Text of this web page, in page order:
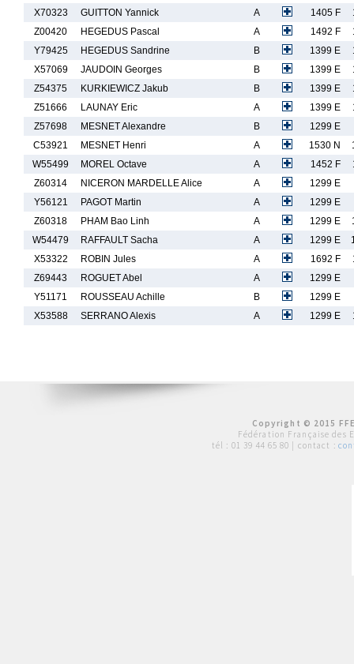
X70323
GUITTON Yannick A 1405 F
Z00420
HEGEDUS Pascal A 1492 F
Y79425
HEGEDUS Sandrine B 1399 E
X57069
JAUDOIN Georges B 1399 E
Z54375
KURKIEWICZ Jakub B 1399 E
Z51666
LAUNAY Eric A 1399 E
Z57698
MESNET Alexandre B
1299 E
C53921
MESNET Henri A 1530 N
W55499
MOREL Octave A 1452 F
Z60314
NICERON MARDELLE Alice A
1299 E
Y56121
PAGOT Martin A
1299 E
Z60318
PHAM Bao Linh A 1299 E
W54479
RAFFAULT Sacha A 1299 E
X53322
ROBIN Jules A 1692 F
Z69443
ROGUET Abel A
1299 E
Y51171
ROUSSEAU Achille B
1299 E
X53588
SERRANO Alexis A 1299 E
Copyright © 2015
Fédération Française des
tél : 01 39 44 65 80 | contact :